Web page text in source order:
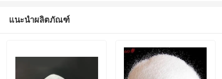
แนะนำผลิตภัณฑ์